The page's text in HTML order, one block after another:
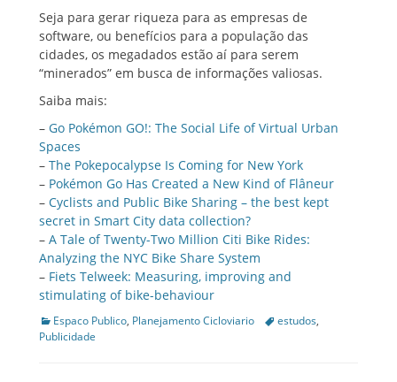
Seja para gerar riqueza para as empresas de
software, ou benefícios para a população das
cidades, os megadados estão aí para serem
“minerados” em busca de informações valiosas.
Saiba mais:
– Go Pokémon GO!: The Social Life of Virtual Urban
Spaces
– The Pokepocalypse Is Coming for New York
– Pokémon Go Has Created a New Kind of Flâneur
– Cyclists and Public Bike Sharing – the best kept
secret in Smart City data collection?
– A Tale of Twenty-Two Million Citi Bike Rides:
Analyzing the NYC Bike Share System
– Fiets Telweek: Measuring, improving and
stimulating of bike-behaviour
Categories
Espaco Publico, Planejamento Cicloviario Tagsestudos,
Publicidade